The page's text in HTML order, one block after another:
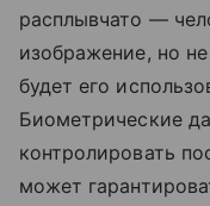
расплывчато —
изображение, но
будет его
Биометрические
контролировать
может